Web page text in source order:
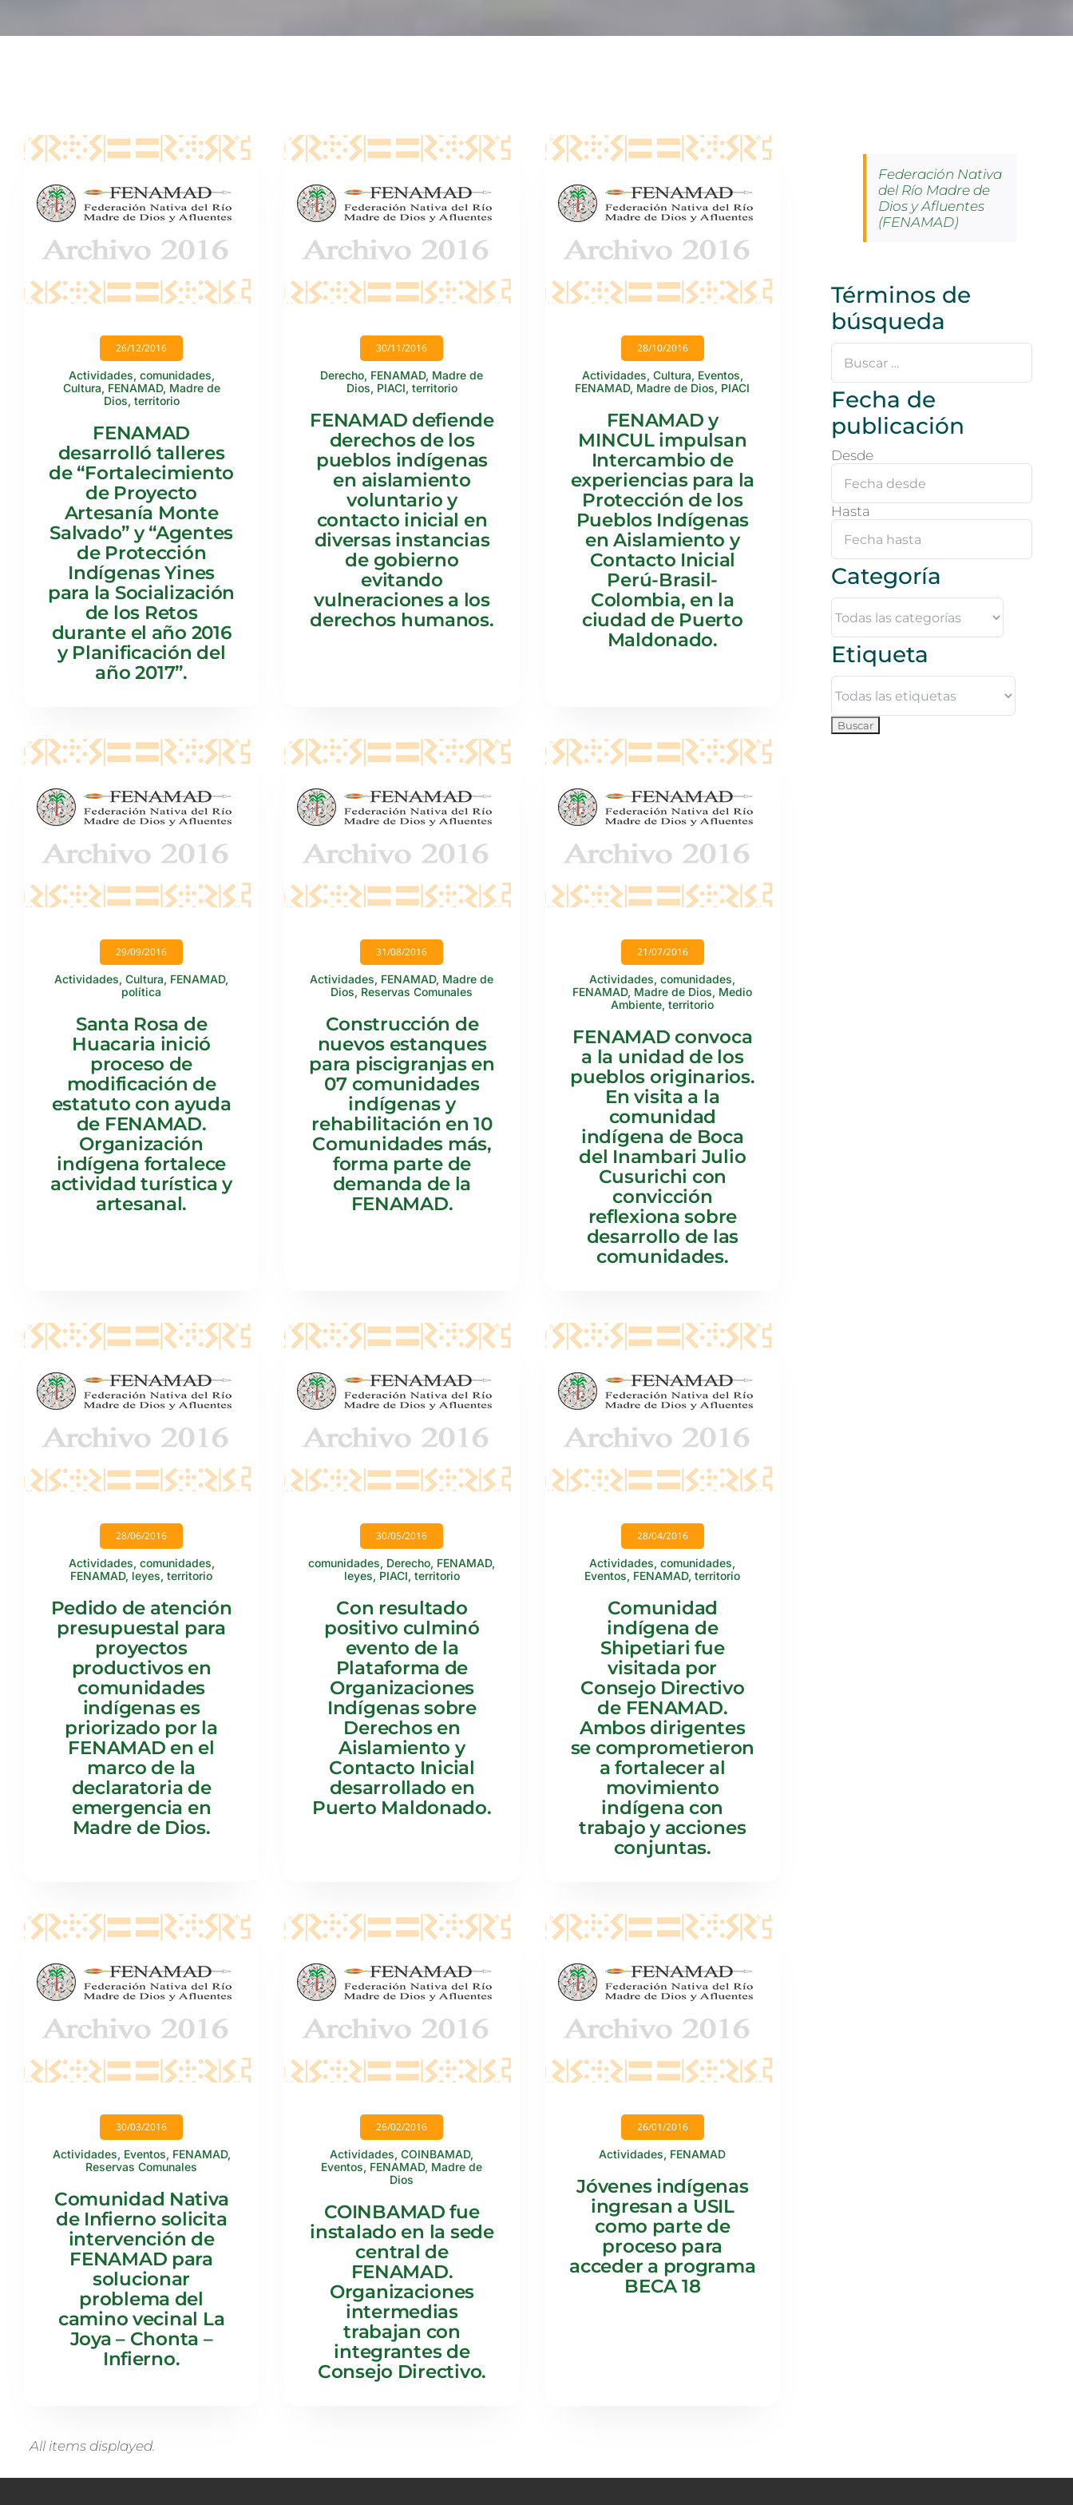
26/12/2016
Actividades, comunidades,
Cultura, FENAMAD, Madre de
Dios, territorio
FENAMAD
desarrolló talleres
de “Fortalecimiento
de Proyecto
Artesanía Monte
Salvado” y “Agentes
de Protección
Indígenas Yines
para la Socialización
de los Retos
durante el año 2016
y Planificación del
año 2017”.
30/11/2016
Derecho, FENAMAD, Madre de
Dios, PIACI, territorio
FENAMAD defiende
derechos de los
pueblos indígenas
en aislamiento
voluntario y
contacto inicial en
diversas instancias
de gobierno
evitando
vulneraciones a los
derechos humanos.
28/10/2016
Actividades, Cultura, Eventos,
FENAMAD, Madre de Dios, PIACI
FENAMAD y
MINCUL impulsan
Intercambio de
experiencias para la
Protección de los
Pueblos Indígenas
en Aislamiento y
Contacto Inicial
Perú-Brasil-
Colombia, en la
ciudad de Puerto
Maldonado.
29/09/2016
Actividades,Cultura, FENAMAD,
política
Santa Rosa de
Huacaria inició
proceso de
modificación de
estatuto con ayuda
de FENAMAD.
Organización
indígena fortalece
actividad turística y
artesanal.
31/08/2016
Actividades, FENAMAD, Madre de
Dios, Reservas Comunales
Construcción de
nuevos estanques
para piscigranjas en
07 comunidades
indígenas y
rehabilitación en 10
Comunidades más,
forma parte de
demanda de la
FENAMAD.
21/07/2016
Actividades,comunidades,
FENAMAD, Madre de Dios, Medio
Ambiente,territorio
FENAMAD convoca
a la unidad de los
pueblos originarios.
En visita a la
comunidad
indígena de Boca
del Inambari Julio
Cusurichi con
convicción
reflexiona sobre
desarrollo de las
comunidades.
28/06/2016
Actividades, comunidades,
FENAMAD, leyes,territorio
Pedido de atención
presupuestal para
proyectos
productivos en
comunidades
indígenas es
priorizado por la
FENAMAD en el
marco de la
declaratoria de
emergencia en
Madre de Dios.
30/05/2016
comunidades, Derecho, FENAMAD,
leyes, PIACI, territorio
Con resultado
positivo culminó
evento de la
Plataforma de
Organizaciones
Indígenas sobre
Derechos en
Aislamiento y
Contacto Inicial
desarrollado en
Puerto Maldonado.
28/04/2016
Actividades,comunidades,
Eventos, FENAMAD,territorio
Comunidad
indígena de
Shipetiari fue
visitada por
Consejo Directivo
de FENAMAD.
Ambos dirigentes
se comprometieron
a fortalecer al
movimiento
indígena con
trabajo y acciones
conjuntas.
30/03/2016
Actividades, Eventos, FENAMAD,
Reservas Comunales
Comunidad Nativa
de Infierno solicita
intervención de
FENAMAD para
solucionar
problema del
camino vecinal La
Joya – Chonta –
Infierno.
26/02/2016
Actividades,COINBAMAD,
Eventos, FENAMAD, Madre de
Dios
COINBAMAD fue
instalado en la sede
central de
FENAMAD.
Organizaciones
intermedias
trabajan con
integrantes de
Consejo Directivo.
26/01/2016
Actividades, FENAMAD
Jóvenes indígenas
ingresan a USIL
como parte de
proceso para
acceder a programa
BECA 18
All items displayed.
Federación Nativa
del Río Madre de
Dios y Afluentes
(FENAMAD)
Términos de
búsqueda
Buscar
Fecha de
publicación
Desde
Hasta
Categoría
Etiqueta